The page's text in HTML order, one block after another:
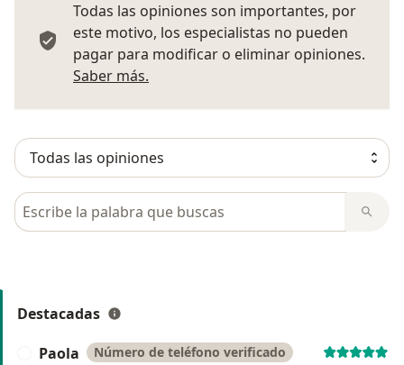
Todas las opiniones son importantes, por
este motivo, los especialistas no pueden
pagar para modificar o eliminar opiniones.
Saber más.
Busca en opiniones
Destacadas
Paola Número de teléfono verificado